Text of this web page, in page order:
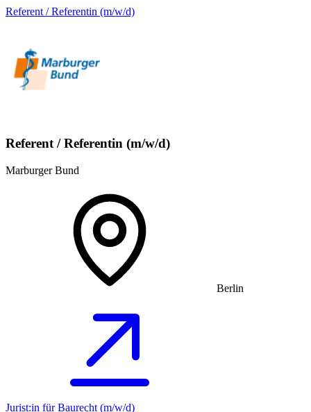
Referent / Referentin (m/w/d)
Referent / Referentin (m/w/d)
Marburger Bund
Berlin
Jurist:in für Baurecht (m/w/d)